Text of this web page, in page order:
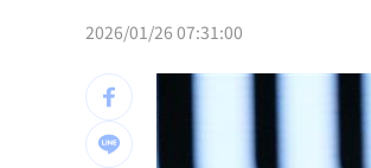
父親節少了爸爸 林逸
雲林羊肉染戴奧辛！
5歲女62%燒傷搶救2
2026/01/26 07:31:00